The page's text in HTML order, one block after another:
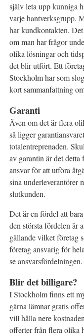
själv leta upp kunniga
varje hantverksgrupp.
har kundkontakten.
om man har frågor
olika lösningar och
det blir utfört. Ett
Stockholm har som
kort sammanfattning
Garanti
Även om det är flera
så ligger
totalentreprenaden.
av garantin är det detta
ansvar för att utföra
sina underleverantörer
slutkunden.
Det är en fördel att
den största fördelen är
gällande vilket företag
företag ansvarig för
se ansvarsfördelningen.
Blir det billigare?
I Stockholm finns ett
gärna lämnar gratis
vill hålla nere
offerter från flera olika